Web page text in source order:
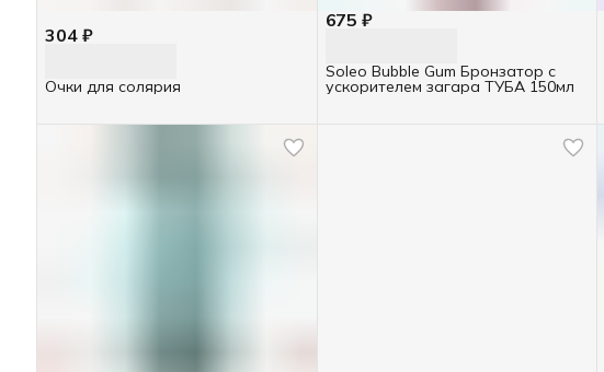
304 ₽
Очки для солярия
675 ₽
Soleo Bubble Gum Бронзатор с
ускорителем загара ТУБА 150мл